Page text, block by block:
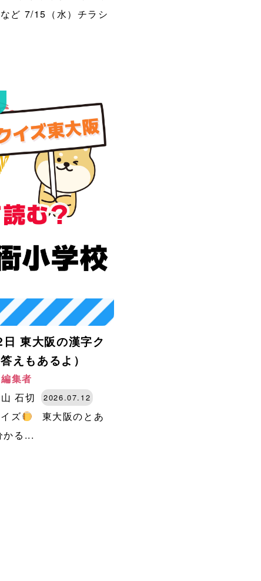
ど 7/15（水）チラシ
東大阪の漢字ク
えもあるよ）
集者
石切 2026.07.12
ズ
東大阪のとあ
かる...